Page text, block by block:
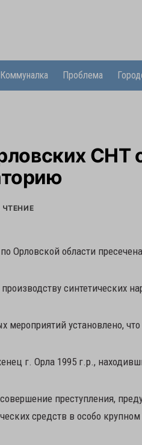
Коммуналка Проблема
СНТ
Орловской области
синтетических
мероприятий установлено, что
г. Орла 1995 г.р.,
преступления,
средств в особо